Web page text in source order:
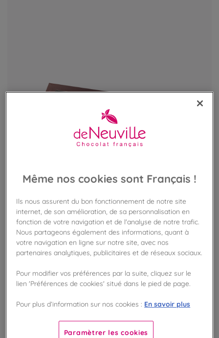
Coffret 42 carrés Dégustation bio
Assortiment de 7 recettes découvertes
VOIR LE PRODUIT
Même nos cookies sont Français !
Ils nous assurent du bon fonctionnement de notre site
internet, de son amélioration, de sa personnalisation en
fonction de votre navigation et de l'analyse de notre trafic.
Nous partageons également des informations, quant à
votre navigation en ligne sur notre site, avec nos
partenaires analytiques, publicitaires et de réseaux sociaux.
Pour modifier vos préférences par la suite, cliquez sur le
lien 'Préférences de cookies' situé dans le pied de page.
Pour plus d’information sur nos cookies : En savoir plus
Paramètrer les cookies